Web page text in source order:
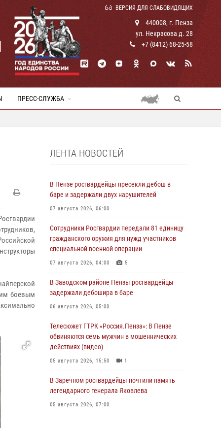
ВЕРСИЯ ДЛЯ СЛАБОВИДЯЩИХ
440008, г. Пенза
ул. Некрасова д. 28
+7 (8412) 68-25-58
ПРЕСС-СЛУЖБА
боевым
ЛЕНТА НОВОСТЕЙ
В Пензе росгвардейцы пресекли дебош в
баре и задержали двух нарушителей
07 августа 2026, 06:00
Сотрудники Росгвардии передали 81 единицу
гражданского оружия для нужд участников
специальной военной операции
07 августа 2026, 04:00 5
В Заводском районе Пензы росгвардейцы
задержали дебошира в баре
06 августа 2026, 05:00
Телесюжет ГТРК «Россия.Пенза»: В Пензе
обвиняются семь мужчин в мошеннических
действиях (видео)
05 августа 2026, 15:50 1
В Заречном росгвардейцы почтили память
легендарного генерала Яковлева
05 августа 2026, 07:00